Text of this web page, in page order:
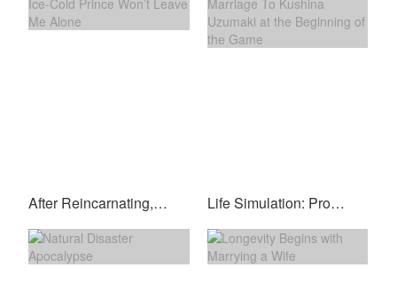
After Reincarnating, the Ice-Cold Prince Won’t Leave Me Alone Life Simulation: Propose Marriage To Kushina Uzumaki at the Beginning of the Game